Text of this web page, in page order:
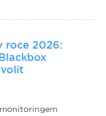
roce 2026: